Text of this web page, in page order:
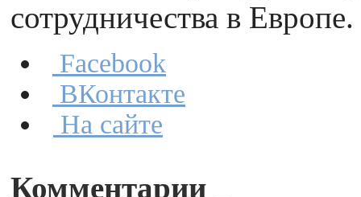
сотрудничества в Европе.
Facebook
ВКонтакте
На сайте
Комментарии